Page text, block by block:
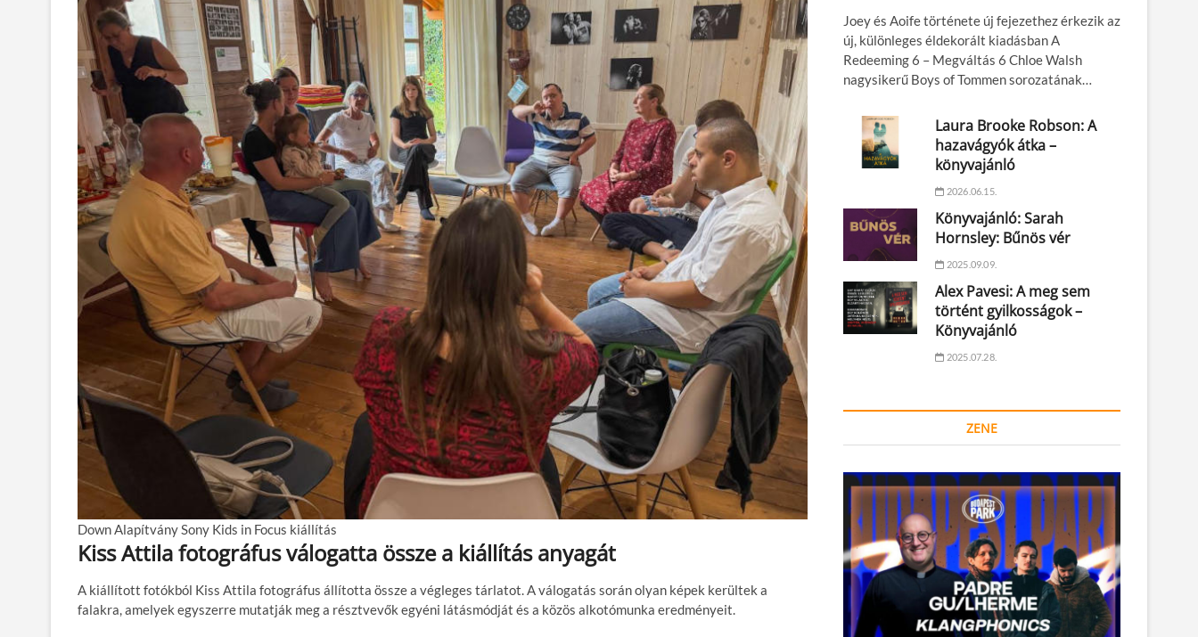
Down Alapítvány Sony Kids in Focus kiállítás
Kiss Attila fotográfus válogatta össze a kiállítás anyagát
A kiállított fotókból Kiss Attila fotográfus állította össze a végleges tárlatot. A válogatás során olyan képek kerültek a
falakra, amelyek egyszerre mutatják meg a résztvevők egyéni látásmódját és a közös alkotómunka eredményeit.
Joey és Aoife története új fejezethez érkezik az
új, különleges éldekorált kiadásban A
Redeeming 6 – Megváltás 6 Chloe Walsh
nagysikerű Boys of Tommen sorozatának…
Laura Brooke Robson: A
hazavágyók átka –
könyvajánló
2026.06.15.
Könyvajánló: Sarah
Hornsley: Bűnös vér
2025.09.09.
Alex Pavesi: A meg sem
történt gyilkosságok –
Könyvajánló
2025.07.28.
ZENE